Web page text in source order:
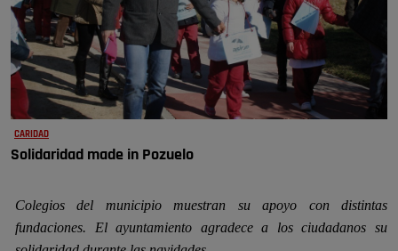
CARIDAD
Solidaridad made in Pozuelo
Colegios del municipio muestran su apoyo con distintas
fundaciones. El ayuntamiento agradece a los ciudadanos su